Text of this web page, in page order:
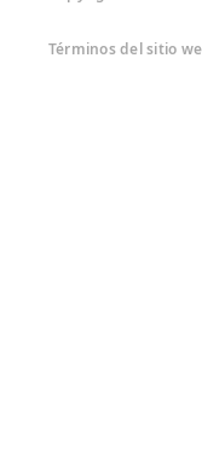
Términos del sitio